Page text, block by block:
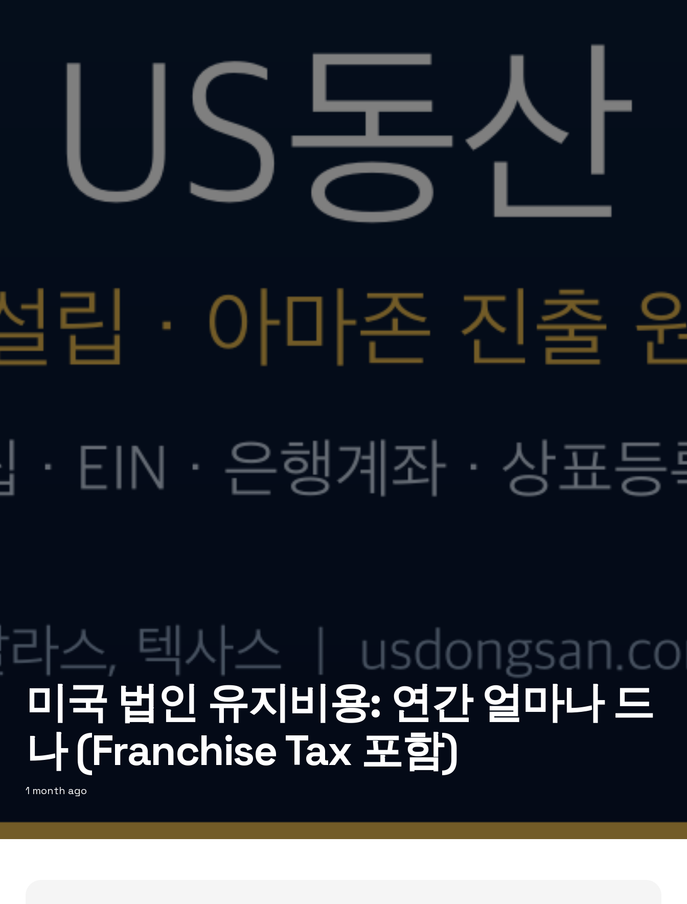
미국 법인 유지비용: 연간 얼마나 드
나 (Franchise Tax 포함)
1 month ago